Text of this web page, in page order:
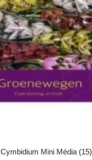
Cymbidium Mini Média (15)